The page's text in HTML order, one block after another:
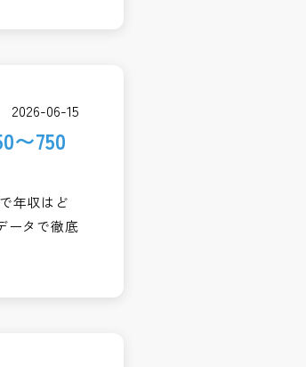
2026-06-15
〜750
年収はど
ータで徹底